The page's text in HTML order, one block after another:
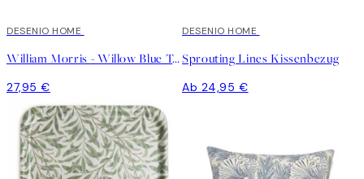
DESENIO HOME
William Morris - Willow Blue Tablett
27,95 €
DESENIO HOME
Sprouting Lines Kissenbezug
Ab 24,95 €